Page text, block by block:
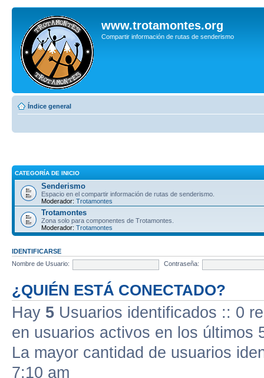
www.trotamontes.org
Compartir información de rutas de senderismo
Índice general
CATEGORÍA DE INICIO
Senderismo
Espacio en el compartir información de rutas de senderismo.
Moderador: Trotamontes
Trotamontes
Zona solo para componentes de Trotamontes.
Moderador: Trotamontes
IDENTIFICARSE
Nombre de Usuario:
Contraseña:
¿QUIÉN ESTÁ CONECTADO?
Hay 5 Usuarios identificados :: 0
en usuarios activos en los últimos
La mayor cantidad de usuarios
7:10 am